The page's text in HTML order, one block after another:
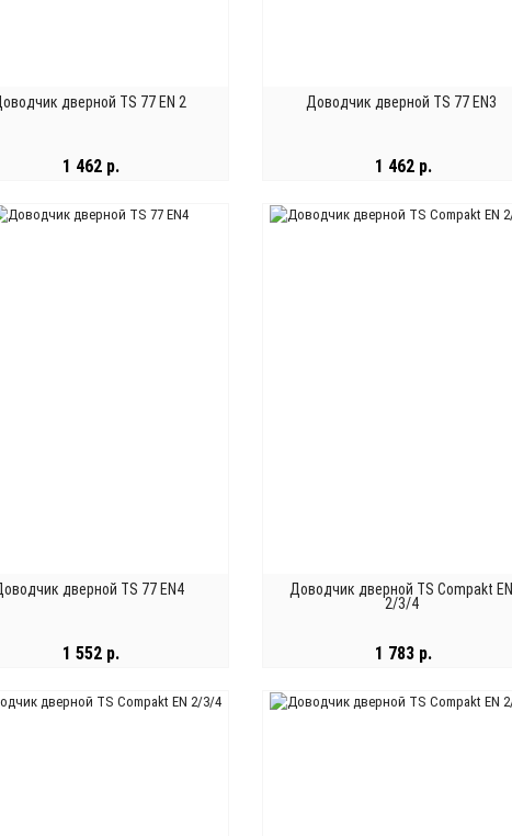
дверной TS 77 EN 2
1 462 р.
В КОРЗИНУ
Доводчик дверной TS 77 EN3
1 462 р.
В КОРЗИНУ
дверной TS 77 EN4
1 552 р.
В КОРЗИНУ
Доводчик дверной TS Compakt EN
2/3/4
1 783 р.
В КОРЗИНУ